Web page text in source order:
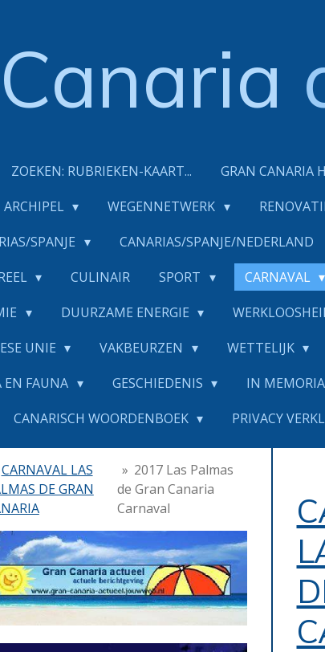
Canaria
ZOEKEN: RUBRIEKEN-KAART... GRAN CANARIA
ARCHIPEL WEGENNETWERK
SPANJE CANARIAS/SPANJE/NEDERLAND
CULINAIR SPORT CARNAVAL
DUURZAME ENERGIE
UNIE VAKBEURZEN WETTELIJK
EN FAUNA GESCHIEDENIS IN
CANARISCH WOORDENBOEK PRIVACY
CARNAVAL LAS
DE GRAN
» 2017 Las Palmas
de Gran Canaria
Carnaval